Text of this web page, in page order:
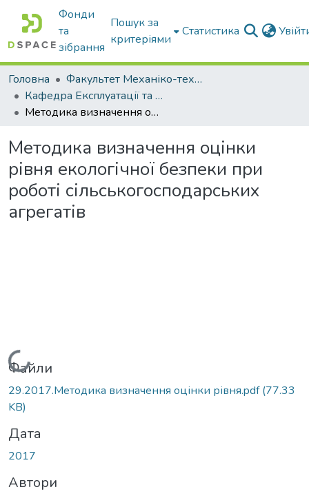
Фонди
та
зібрання
Пошук за
критеріями
Статистика
Головна
Факультет Механіко-технологічний
Кафедра Експлуатації та технічного сервісу машин
Методика визначення оцінки рівня екологічної безпеки при роботі сільськогосподарських агрегатів
Методика визначення оцінки
рівня екологічної безпеки при
роботі сільськогосподарських
агрегатів
Вантажиться...
Файли
29.2017.Методика визначення оцінки рівня.pdf(77.33
KB)
Дата
2017
Автори